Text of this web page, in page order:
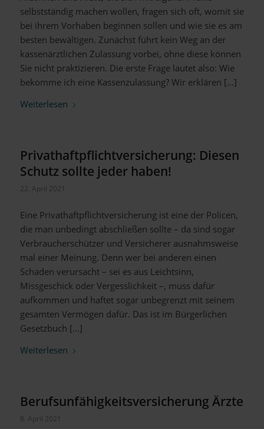
selbstständig machen wollen, fragen sich oft, womit sie
bei ihrem Vorhaben beginnen sollen und wie sie es am
besten bewältigen. Zunächst führt kein Weg an der
kassenärztlichen Zulassung vorbei, ohne diese können
Sie nicht praktizieren. Die erste Frage lautet also: Wie
bekomme ich eine Kassenzulassung? Wir erklären […]
Weiterlesen
Privathaftpflichtversicherung: Diesen
Schutz sollte jeder haben!
22. April 2021
Eine Privathaftpflichtversicherung ist eine der Policen,
die man unbedingt abschließen sollte – da sind sogar
Verbraucherschützer und Versicherer ausnahmsweise
mal einer Meinung. Denn wer bei anderen einen
Schaden verursacht – sei es aus Leichtsinn,
Missgeschick oder Vergesslichkeit –, muss dafür
aufkommen und haftet sogar unbegrenzt mit seinem
gesamten Vermögen dafür. Das ist im Bürgerlichen
Gesetzbuch […]
Weiterlesen
Berufsunfähigkeitsversicherung Ärzte
8. April 2021